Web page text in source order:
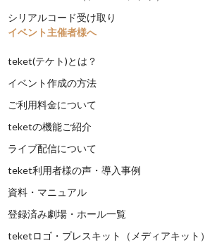
シリアルコード受け取り
イベント主催者様へ
teket(テケト)とは？
イベント作成の方法
ご利用料金について
teketの機能ご紹介
ライブ配信について
teket利用者様の声・導入事例
資料・マニュアル
登録済み劇場・ホール一覧
teketロゴ・プレスキット（メディアキット）